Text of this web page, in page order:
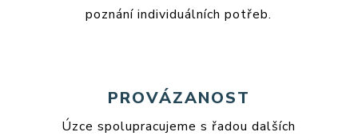
poznání individuálních potřeb.
PROVÁZANOST
Úzce spolupracujeme s řadou dalších